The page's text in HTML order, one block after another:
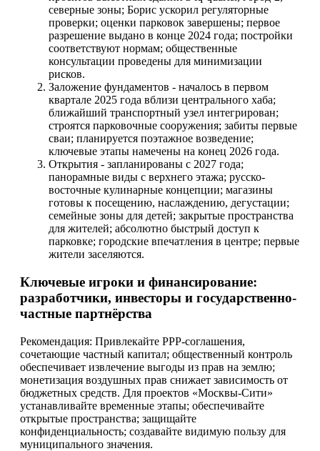
северные зоны; Борис ускорил регуляторные
проверки; оценки парковок завершены; первое
разрешение выдано в конце 2024 года; постройки
соответствуют нормам; общественные
консультации проведены для минимизации
рисков.
Заложение фундаментов - началось в первом
квартале 2025 года вблизи центрального хаба;
ближайший транспортный узел интегрирован;
строятся парковочные сооружения; забиты первые
сваи; планируется поэтажное возведение;
ключевые этапы намечены на конец 2026 года.
Открытия - запланированы с 2027 года;
панорамные виды с верхнего этажа; русско-
восточные кулинарные концепции; магазины
готовы к посещению, наслаждению, дегустации;
семейные зоны для детей; закрытые пространства
для жителей; абсолютно быстрый доступ к
парковке; городские впечатления в центре; первые
жители заселяются.
Ключевые игроки и финансирование:
разработчики, инвесторы и государственно-
частные партнёрства
Рекомендация: Привлекайте PPP-соглашения,
сочетающие частный капитал; общественный контроль
обеспечивает извлечение выгоды из прав на землю;
монетизация воздушных прав снижает зависимость от
бюджетных средств. Для проектов «Москвы-Сити»
устанавливайте временные этапы; обеспечивайте
открытые пространства; защищайте
конфиденциальность; создавайте видимую пользу для
муниципального значения.